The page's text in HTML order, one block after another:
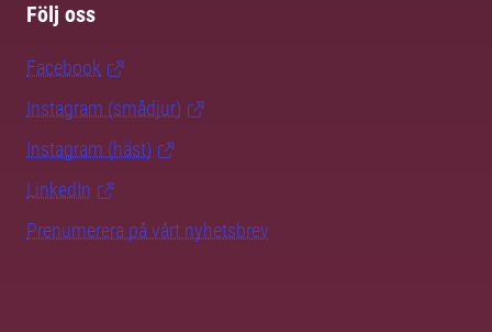
Följ oss
Facebook
Instagram (smådjur)
Instagram (häst)
LinkedIn
Prenumerera på vårt nyhetsbrev